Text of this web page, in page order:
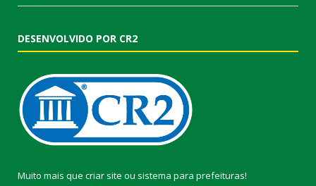
DESENVOLVIDO POR CR2
Muito mais que criar site ou sistema para prefeituras!